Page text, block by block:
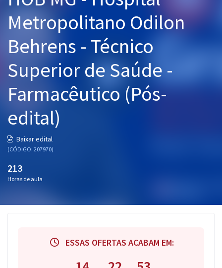
Graduação
Mentorias
Questões grátis
Conteúdo gratuito
Blog
Metropolitano Odilon
Behrens - Técnico
Superior de Saúde -
Farmacêutico (Pós-
edital)
Baixar edital
(CÓDIGO: 207970)
213
Horas de aula
ESSAS OFERTAS ACABAM EM: